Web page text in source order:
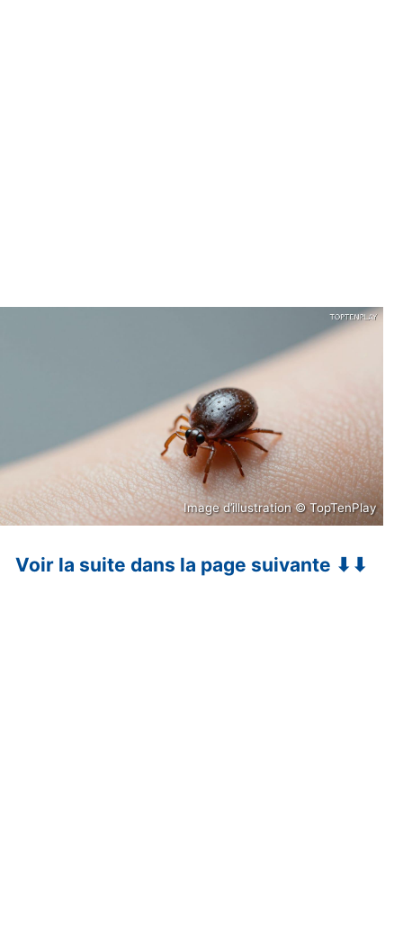
Image d’illustration © TopTenPlay
Voir la suite dans la page suivante ⬇⬇